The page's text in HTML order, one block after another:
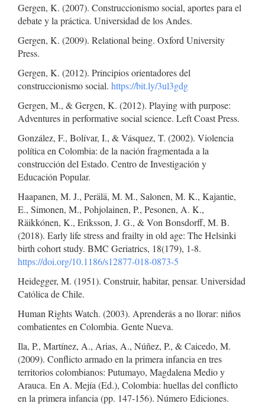
Gergen, K. (2007). Construccionismo social, aportes para el
debate y la práctica. Universidad de los Andes.
Gergen, K. (2009). Relational being. Oxford University
Press.
Gergen, K. (2012). Principios orientadores del
construccionismo social. https://bit.ly/3ul3gdg
Gergen, M., & Gergen, K. (2012). Playing with purpose:
Adventures in performative social science. Left Coast Press.
González, F., Bolívar, I., & Vásquez, T. (2002). Violencia
política en Colombia: de la nación fragmentada a la
construcción del Estado. Centro de Investigación y
Educación Popular.
Haapanen, M. J., Perälä, M. M., Salonen, M. K., Kajantie,
E., Simonen, M., Pohjolainen, P., Pesonen, A. K.,
Räikkónen, K., Eriksson, J. G., & Von Bonsdorff, M. B.
(2018). Early life stress and frailty in old age: The Helsinki
birth cohort study. BMC Geriatrics, 18(179), 1-8.
https://doi.org/10.1186/s12877-018-0873-5
Heidegger, M. (1951). Construir, habitar, pensar. Universidad
Católica de Chile.
Human Rights Watch. (2003). Aprenderás a no llorar: niños
combatientes en Colombia. Gente Nueva.
Ila, P., Martínez, A., Arias, A., Núñez, P., & Caicedo, M.
(2009). Conflicto armado en la primera infancia en tres
territorios colombianos: Putumayo, Magdalena Medio y
Arauca. En A. Mejía (Ed.), Colombia: huellas del conflicto
en la primera infancia (pp. 147-156). Número Ediciones.